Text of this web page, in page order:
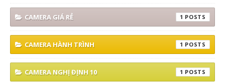
CAMERA GIÁ RẺ 1
CAMERA HÀNH TRÌNH 1
CAMERA NGHỊ ĐỊNH 10 1